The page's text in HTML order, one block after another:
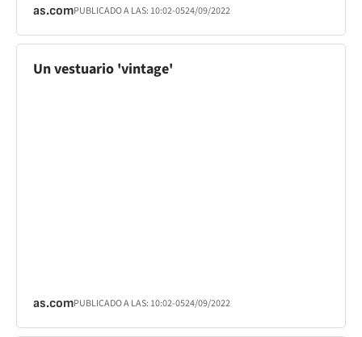
as.comPUBLICADO A LAS: 10:02-0524/09/2022
Un vestuario 'vintage'
as.comPUBLICADO A LAS: 10:02-0524/09/2022